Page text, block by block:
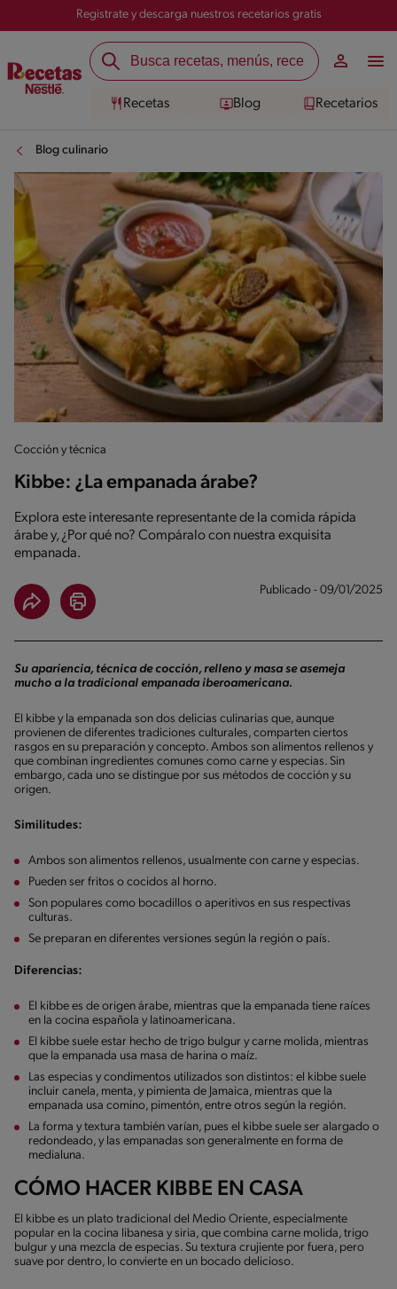
Registrate y descarga nuestros recetarios gratis
Recetas Blog Recetarios
Blog culinario
Cocción y técnica
Kibbe: ¿La empanada árabe?
Explora este interesante representante de la comida rápida
árabe y, ¿Por qué no? Compáralo con nuestra exquisita
empanada.
Publicado - 09/01/2025
Su apariencia, técnica de cocción, relleno y masa se asemeja
mucho a la tradicional empanada iberoamericana.
El kibbe y la empanada son dos delicias culinarias que, aunque
provienen de diferentes tradiciones culturales, comparten ciertos
rasgos en su preparación y concepto. Ambos son alimentos rellenos y
que combinan ingredientes comunes como carne y especias. Sin
embargo, cada uno se distingue por sus métodos de cocción y su
origen.
Similitudes:
Ambos son alimentos rellenos, usualmente con carne y especias.
Pueden ser fritos o cocidos al horno.
Son populares como bocadillos o aperitivos en sus respectivas
culturas.
Se preparan en diferentes versiones según la región o país.
Diferencias:
El kibbe es de origen árabe, mientras que la empanada tiene raíces
en la cocina española y latinoamericana.
El kibbe suele estar hecho de trigo bulgur y carne molida, mientras
que la empanada usa masa de harina o maíz.
Las especias y condimentos utilizados son distintos: el kibbe suele
incluir canela, menta, y pimienta de Jamaica, mientras que la
empanada usa comino, pimentón, entre otros según la región.
La forma y textura también varían, pues el kibbe suele ser alargado o
redondeado, y las empanadas son generalmente en forma de
medialuna.
CÓMO HACER KIBBE EN CASA
El kibbe es un plato tradicional del Medio Oriente, especialmente
popular en la cocina libanesa y siria, que combina carne molida, trigo
bulgur y una mezcla de especias. Su textura crujiente por fuera, pero
suave por dentro, lo convierte en un bocado delicioso.